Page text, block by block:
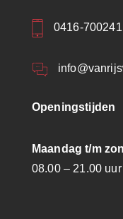
0416-700241
Openingstijden
Maandag t/m
08.00 – 21.00 uur